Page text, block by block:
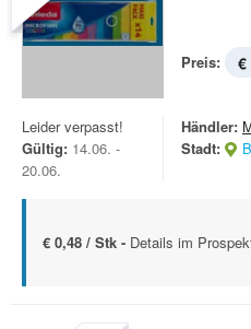
Preis: €
Leider verpasst!
Gültig: 14.06. -
20.06.
Händler:
Stadt:
€ 0,48 / Stk - Details im